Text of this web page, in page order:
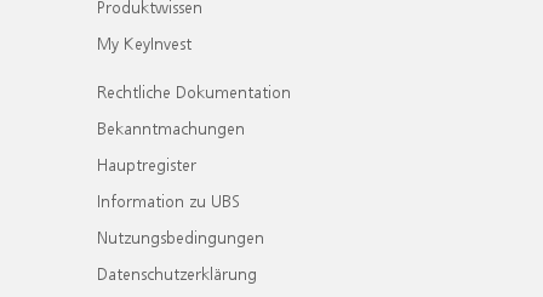
Produktwissen
My KeyInvest
Rechtliche Dokumentation
Bekanntmachungen
Hauptregister
Information zu UBS
Nutzungsbedingungen
Datenschutzerklärung